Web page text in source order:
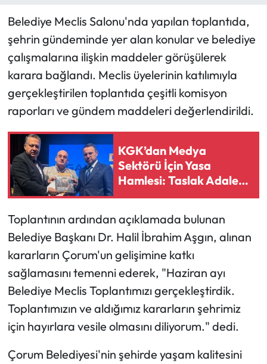
Belediye Meclis Salonu'nda yapılan toplantıda,
şehrin gündeminde yer alan konular ve belediye
çalışmalarına ilişkin maddeler görüşülerek
karara bağlandı. Meclis üyelerinin katılımıyla
gerçekleştirilen toplantıda çeşitli komisyon
raporları ve gündem maddeleri değerlendirildi.
KGK’dan Medya
Sektörü İçin Yasa
Hamlesi: Taslak Adalet
Bakanı’na İletildi
Toplantının ardından açıklamada bulunan
Belediye Başkanı Dr. Halil İbrahim Aşgın, alınan
kararların Çorum'un gelişimine katkı
sağlamasını temenni ederek, "Haziran ayı
Belediye Meclis Toplantımızı gerçekleştirdik.
Toplantımızın ve aldığımız kararların şehrimiz
için hayırlara vesile olmasını diliyorum." dedi.
Çorum Belediyesi'nin şehirde yaşam kalitesini
Kültür Sanat
Laçin Haberleri
Magazin
Mecitözü Haberleri
Oğuzlar Haberleri
Ortaköy Haberleri
Osmancık Haberleri
Otomotiv
Resmi İlan
Resmi Reklam